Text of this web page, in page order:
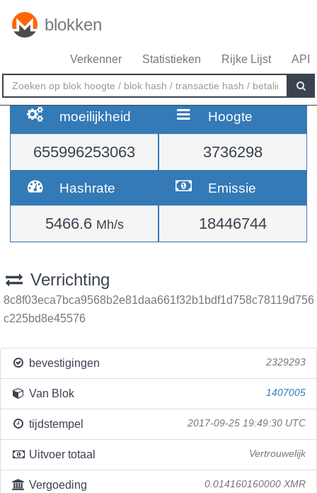
blokken
Verkenner Statistieken Rijke Lijst API
moeilijkheid
655996253063
Hoogte
3736298
Hashrate
5466.6 Mh/s
Emissie
18446744
Verrichting
8c8f03eca7bca9568b2e81daa661f32b1bdf1d758c78119d756
c225bd8e45576
bevestigingen 2329293
Van Blok 1407005
tijdstempel 2017-09-25 19:49:30 UTC
Uitvoer totaal Vertrouwelijk
Vergoeding 0.014160160000 XMR